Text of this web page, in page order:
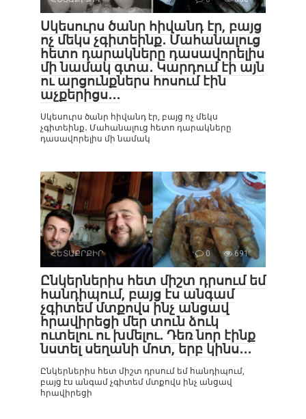
Սկեսուրս ծանր հիվանդ էր, բայց
ոչ մեկս չգիտեինք․ Մահանալուց
հետո դարակները դասավորելիս
մի նամակ գտա․ Կարդում էի այն
ու արցունքներս հոսում էին
աչքերիցս․․․
Սկեսուրս ծանր հիվանդ էր, բայց ոչ մեկս
չգիտեինք․ Մահանալուց հետո դարակները
դասավորելիս մի նամակ
ՀԵՏԱՔՐՔԻՐ 0 691
Ընկերներիս հետ միշտ դրսում եմ
հանդիպում, բայց էս անգամ
չգիտեմ մտքովս ինչ անցավ
հրավիրեցի մեր տուն ձուկ
ուտելու ու խմելու․ Դեռ նոր էինք
նստել սեղանի մոտ, երբ կինս․․․
Ընկերներիս հետ միշտ դրսում եմ հանդիպում,
բայց էս անգամ չգիտեմ մտքովս ինչ անցավ
հրավիրեցի